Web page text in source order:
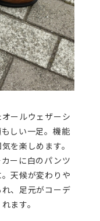
ールウェザーシ
しい一足。機能
を楽しめます。
ーに白のパンツ
天候が変わりや
、足元がコーデ
ます。